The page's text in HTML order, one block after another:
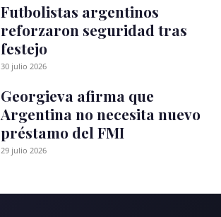
Futbolistas argentinos
reforzaron seguridad tras
festejo
30 julio 2026
Georgieva afirma que
Argentina no necesita nuevo
préstamo del FMI
29 julio 2026